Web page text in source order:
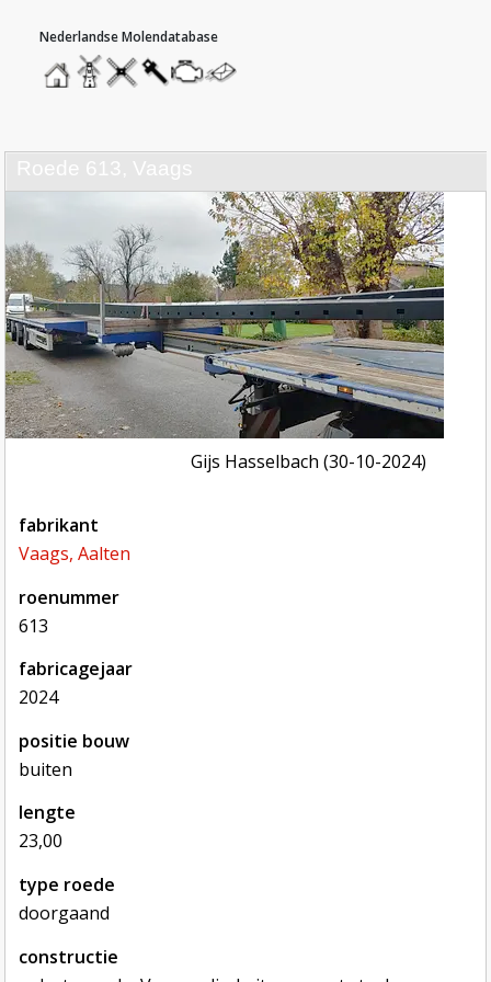
homemolendatabase
roedendatabase
assendatabase
motorendatabase
stuur
een
roede 613, Vaags
Gijs Hasselbach (30-10-2024)
fabrikant
Vaags, Aalten
roenummer
613
fabricagejaar
2024
positie bouw
buiten
lengte
23,00
type roede
doorgaand
constructie